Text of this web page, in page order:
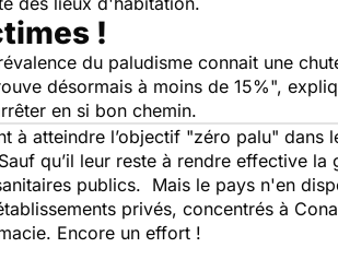
!
du paludisme connait une
désormais à moins de 15%",
en si bon chemin.
à atteindre l’objectif "zéro palu" dans
qu’il leur reste à rendre effective
publics. Mais le pays n'en
privés, concentrés à
Encore un effort !